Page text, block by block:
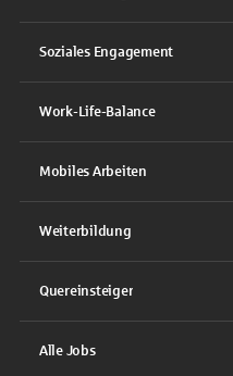
Soziales Engagement
Work-Life-Balance
Mobiles Arbeiten
Weiterbildung
Quereinsteiger
Alle Jobs